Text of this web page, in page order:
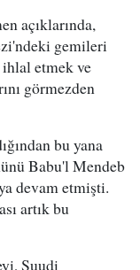
açıklarında,
gemileri
ihlal etmek ve
görmezden
bu yana
Babu'l Mendeb
devam etmişti.
artık bu
Suudi